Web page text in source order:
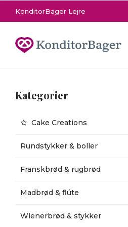
KonditorBager Lejre
Kategorier
Cake Creations
Rundstykker & boller
Franskbrød & rugbrød
Madbrød & flúte
Wienerbrød & stykker